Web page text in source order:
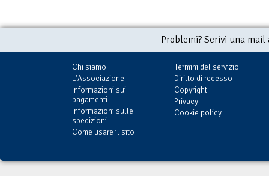
Problemi? Scrivi una
Chi siamo
L'Associazione
Informazioni sui
pagamenti
Informazioni sulle
spedizioni
Come usare il sito
Termini del servizio
Diritto di recesso
Copyright
Privacy
Cookie policy